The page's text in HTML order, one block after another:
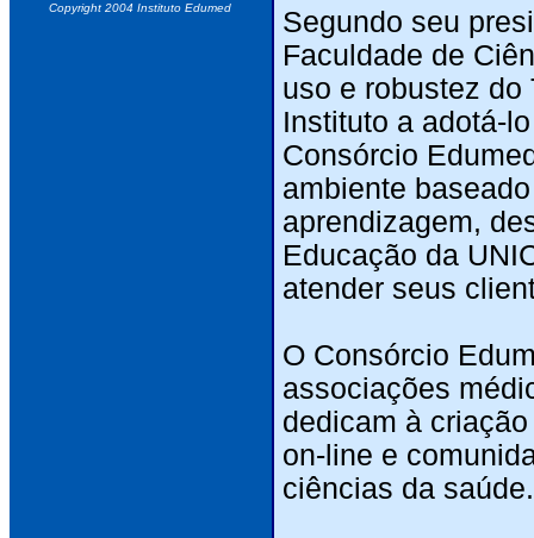
Copyright 2004 Instituto Edumed
Segundo seu
Faculdade de
uso e robustez do
Instituto a adotá-
Consórcio
ambiente
aprendizagem,
Educação da
atender seus
O Consórcio
associações
dedicam à
on-line e
ciências da saúde.